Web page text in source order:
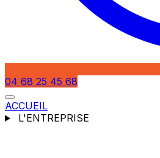
04 68 25 45 68
ACCUEIL
L'ENTREPRISE